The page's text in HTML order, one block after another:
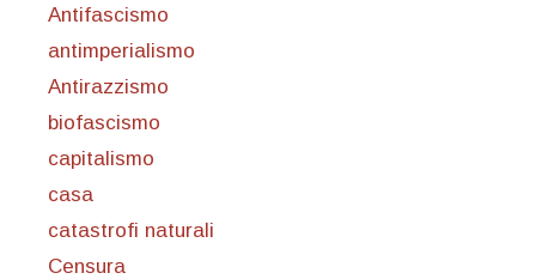
Antifascismo
antimperialismo
Antirazzismo
biofascismo
capitalismo
casa
catastrofi naturali
Censura